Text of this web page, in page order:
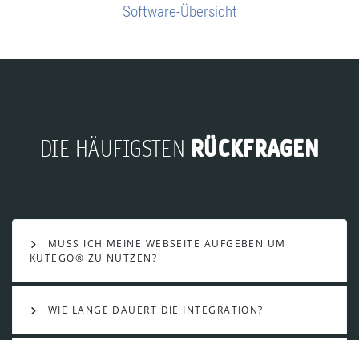
Software-Übersicht
DIE HÄUFIGSTEN RÜCKFRAGEN
MUSS ICH MEINE WEBSEITE AUFGEBEN UM
KUTEGO® ZU NUTZEN?
WIE LANGE DAUERT DIE INTEGRATION?